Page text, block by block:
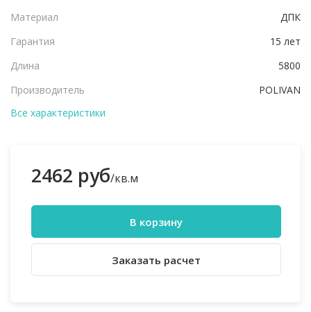
Материал
ДПК
Гарантия
15 лет
Длина
5800
Производитель
POLIVAN
Все характеристики
2462 руб/кв.м
В корзину
Заказать расчет